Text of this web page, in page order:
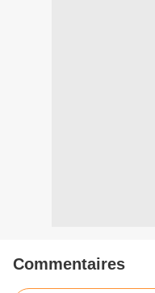
Commentaires